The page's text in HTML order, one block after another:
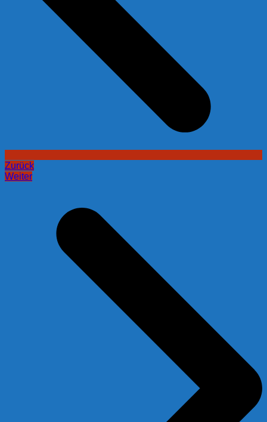
Zurück
Weiter